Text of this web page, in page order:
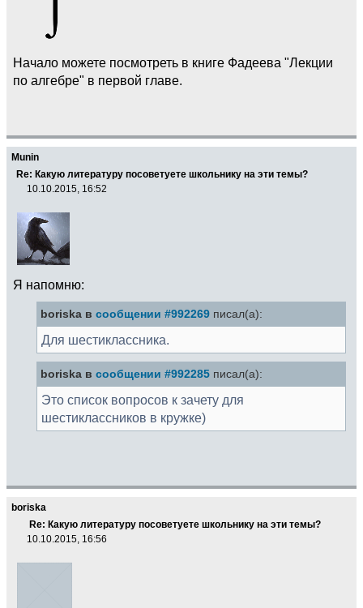
Начало можете посмотреть в книге Фадеева "Лекции
по алгебре" в первой главе.
Munin
Re: Какую литературу посоветуете школьнику на эти темы?
10.10.2015, 16:52
Я напомню:
boriska всообщении #992269 писал(а):
Для шестиклассника.
boriska всообщении #992285 писал(а):
Это список вопросов к зачету для
шестиклассников в кружке)
boriska
Re: Какую литературу посоветуете школьнику на эти темы?
10.10.2015, 16:56